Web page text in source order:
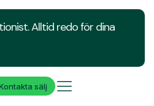
Alltid redo för dina
sälj